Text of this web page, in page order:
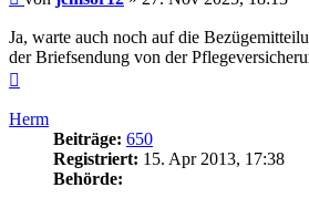
Ja, warte auch noch auf die
der Briefsendung von der
Herm
Beiträge: 650
Registriert: 15. Apr 2013, 17:38
Behörde: